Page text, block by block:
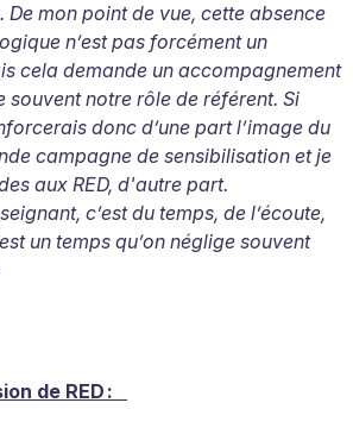
mon point de vue, cette absence
n’est pas forcément un
cela demande un accompagnement
souvent notre rôle de référent. Si
donc d’une part l’image du
campagne de sensibilisation et je
aux RED, d'autre part.
c’est du temps, de l’écoute,
un temps qu’on néglige souvent
de RED :